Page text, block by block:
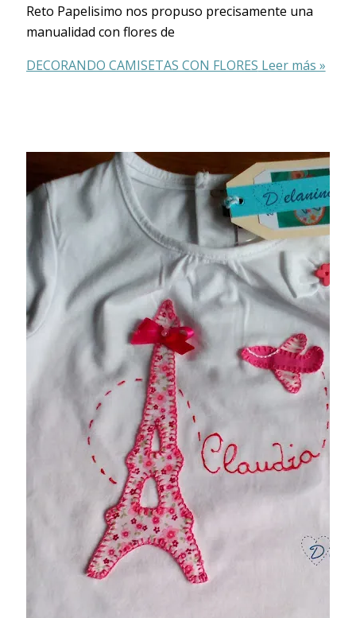
Reto Papelisimo nos propuso precisamente una
manualidad con flores de
DECORANDO CAMISETAS CON FLORES Leer más »